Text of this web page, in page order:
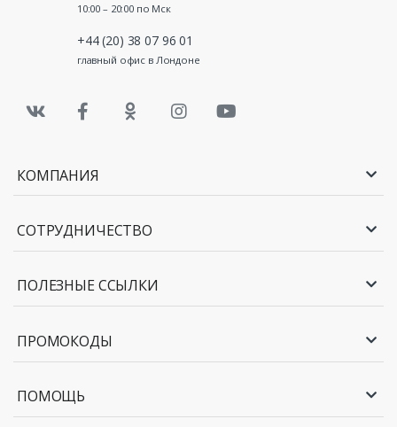
10:00 – 20:00 по Мск
+44 (20) 38 07 96 01
главный офис в Лондоне
КОМПАНИЯ
СОТРУДНИЧЕСТВО
ПОЛЕЗНЫЕ ССЫЛКИ
ПРОМОКОДЫ
ПОМОЩЬ